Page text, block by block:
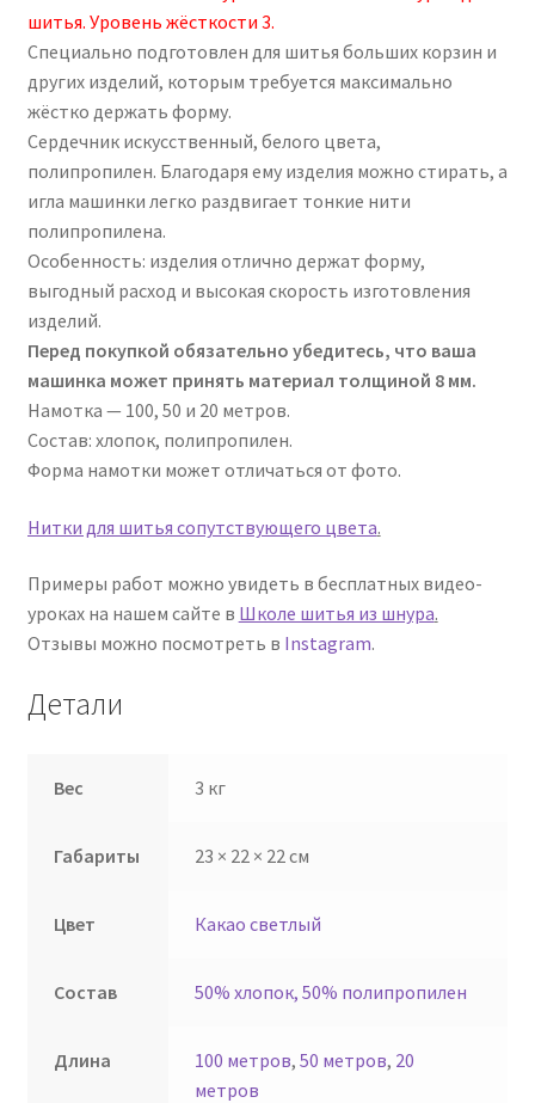
шитья. Уровень жёсткости 3.
Специально подготовлен для шитья больших корзин и
других изделий, которым требуется максимально
жёстко держать форму.
Сердечник искусственный, белого цвета,
полипропилен. Благодаря ему изделия можно стирать, а
игла машинки легко раздвигает тонкие нити
полипропилена.
Особенность: изделия отлично держат форму,
выгодный расход и высокая скорость изготовления
изделий.
Перед покупкой обязательно убедитесь, что ваша
машинка может принять материал толщиной 8 мм.
Намотка — 100, 50 и 20 метров.
Состав: хлопок, полипропилен.
Форма намотки может отличаться от фото.
Нитки для шитья сопутствующего цвета.
Примеры работ можно увидеть в бесплатных видео-
уроках на нашем сайте в Школе шитья из шнура.
Отзывы можно посмотреть в Instagram.
Детали
Вес 3 кг
Габариты 23 × 22 × 22 см
Цвет Какао светлый
Состав 50% хлопок, 50% полипропилен
Длина 100 метров,50 метров, 20
метров